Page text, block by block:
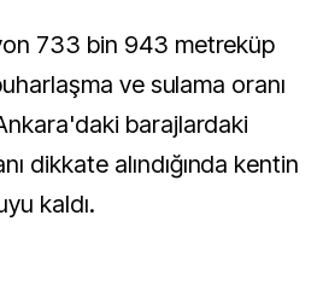
733 bin 943 metreküp
ve sulama oranı
barajlardaki
dikkate alındığında kentin
kaldı.